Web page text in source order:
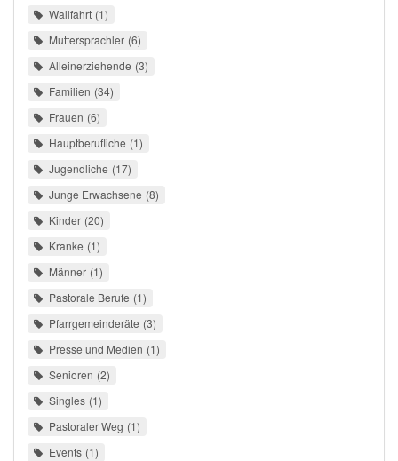
Wallfahrt 1
Muttersprachler 6
Alleinerziehende 3
Familien 34
Frauen 6
Hauptberufliche 1
Jugendliche 17
Junge Erwachsene 8
Kinder 20
Kranke 1
Männer 1
Pastorale Berufe 1
Pfarrgemeinderäte 3
Presse und Medien 1
Senioren 2
Singles 1
Pastoraler Weg 1
Events 1